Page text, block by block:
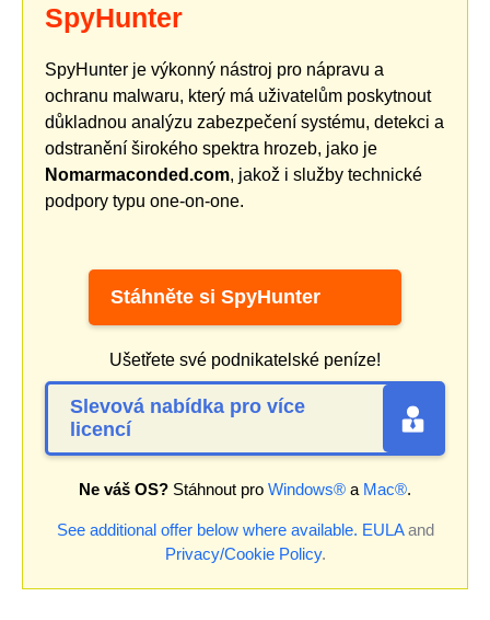
SpyHunter
SpyHunter je výkonný nástroj pro nápravu a
ochranu malwaru, který má uživatelům poskytnout
důkladnou analýzu zabezpečení systému, detekci a
odstranění širokého spektra hrozeb, jako je
Nomarmaconded.com, jakož i služby technické
podpory typu one-on-one.
Stáhněte si SpyHunter
Ušetřete své podnikatelské peníze!
Slevová nabídka pro více
licencí
Ne váš OS? Stáhnout pro Windows® a Mac®.
See additional offer below where available. EULAand
Privacy/Cookie Policy.